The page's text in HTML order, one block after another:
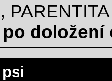
PARENTITA
po